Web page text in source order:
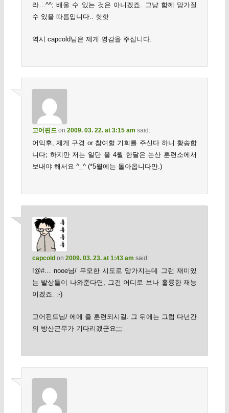
라…^^; 배울 수 있는 것은 아니겠죠. 그냥 함께 망가질
수 있을 따름입니다.. 핫핫
역시 capcold님은 제게 영감을 주십니다.
고어핀드on 2009. 03. 22. at 3:15 am said:
어익후, 제게 구경 or 참여할 기회를 주신다 하니 황송합
니다; 하지만 저는 일단 올 4월 한달은 논산 훈련소에서
보내야 해서요 ^_^ (*5월에는 돌아옵니다만.)
capcoldon 2009. 03. 23. at 1:43 am said:
!@#… nooe님/ 무모한 시도로 망가지는데 그런 재미있
는 발상들이 나와준다면, 그건 어디로 보나 훌륭한 재능
이겠죠. :-)
고어핀드님/ 에에 즐 훈련되시길. 그 뒤에는 그럼 다년간
의 방산근무가 기다리겠군요;;;